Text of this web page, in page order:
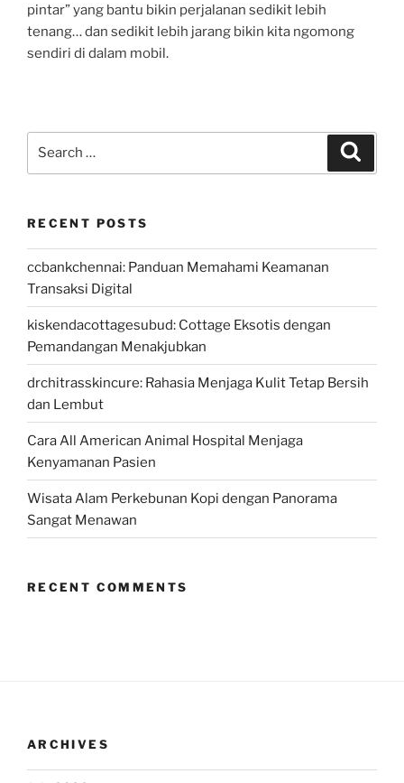
pintar” yang bantu bikin perjalanan sedikit lebih
tenang… dan sedikit lebih jarang bikin kita ngomong
sendiri di dalam mobil.
RECENT POSTS
ccbankchennai: Panduan Memahami Keamanan
Transaksi Digital
kiskendacottagesubud: Cottage Eksotis dengan
Pemandangan Menakjubkan
drchitrasskincure: Rahasia Menjaga Kulit Tetap Bersih
dan Lembut
Cara All American Animal Hospital Menjaga
Kenyamanan Pasien
Wisata Alam Perkebunan Kopi dengan Panorama
Sangat Menawan
RECENT COMMENTS
ARCHIVES